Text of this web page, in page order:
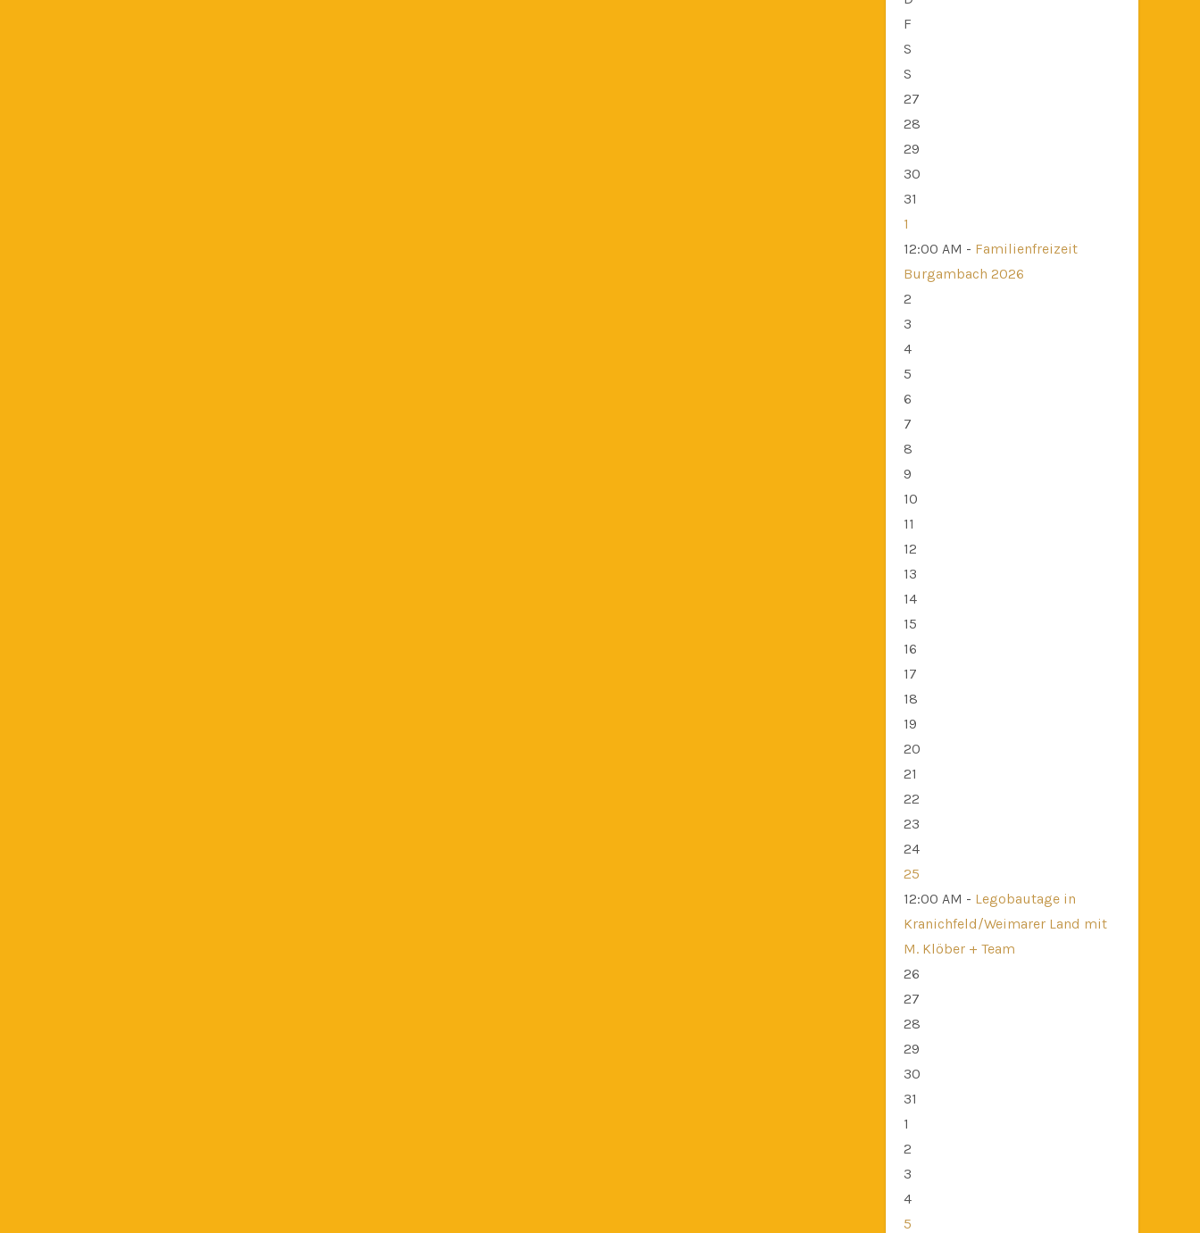
F
S
S
27
28
29
30
31
1
12:00 AM - Familienfreizeit
Burgambach 2026
2
3
4
5
6
7
8
9
10
11
12
13
14
15
16
17
18
19
20
21
22
23
24
25
12:00 AM - Legobautage in
Kranichfeld/Weimarer Land mit
M. Klöber + Team
26
27
28
29
30
31
1
2
3
4
5